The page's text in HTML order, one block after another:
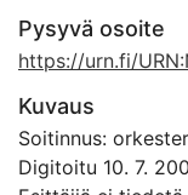
Pysyvä osoite
https://urn.fi/
Kuvaus
Soitinnus:
Digitoitu 10. 7.